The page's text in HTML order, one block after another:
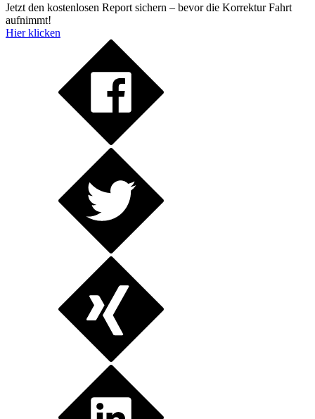
Jetzt den kostenlosen Report sichern – bevor die Korrektur Fahrt
aufnimmt!
Hier klicken